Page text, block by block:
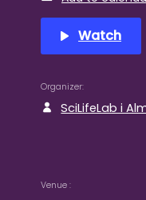
Watch
Organizer
SciLifeLab i
Venue